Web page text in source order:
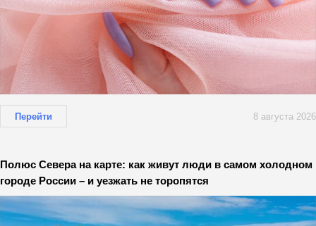
Перейти 8 августа 2026
Полюс Севера на карте: как живут люди в самом холодном
городе России – и уезжать не торопятся